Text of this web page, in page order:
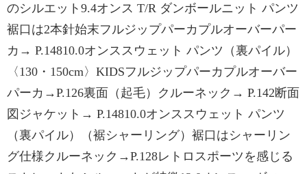
のシルエット9.4オンス T/R ダンボールニット パンツ
裾口は2本針始末フルジップパーカプルオーバーパー
カ→ P.14810.0オンススウェット パンツ（裏パイル）
〈130・150cm〉KIDSフルジップパーカプルオーバー
パーカ→P.126裏面（起毛）クルーネック→ P.142断面
図ジャケット→ P.14810.0オンススウェット パンツ
（裏パイル）（裾シャーリング）裾口はシャーリン
グ仕様クルーネック→P.128レトロスポーツを感じる